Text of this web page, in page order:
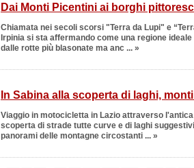
Dai Monti Picentini ai borghi
Chiamata nei secoli scorsi "Terra da Lupi" e
Irpinia si sta affermando come una regione
dalle rotte più blasonate ma anc ... »
In Sabina alla scoperta di laghi,
Viaggio in motocicletta in Lazio attraverso
scoperta di strade tutte curve e di laghi
panorami delle montagne circostanti ... »